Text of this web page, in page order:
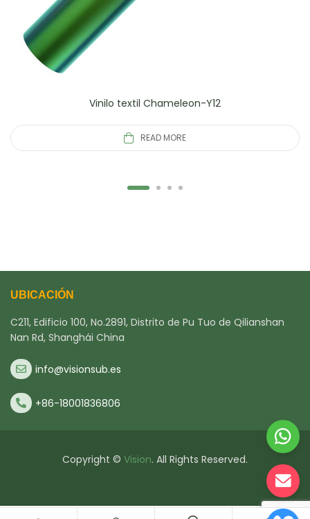
Vinilo textil Chameleon-Y12
READ MORE
UBICACIÓN
C211, Edificio 100, No.2891, Distrito de Pu Tuo de Qilianshan
Nan Rd, Shanghái China
info@visionsub.es
+86-18001836806
Copyright © Vision. All Rights Reserved.